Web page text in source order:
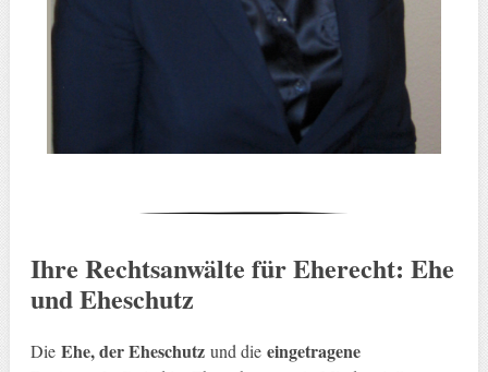
Ihre Rechtsanwälte für Eherecht: Ehe
und Eheschutz
Die Ehe, der Eheschutzund dieeingetragene